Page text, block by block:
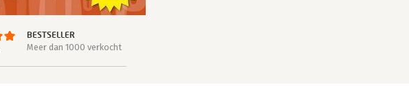
BESTSELLER
Meer dan 1000 verkocht